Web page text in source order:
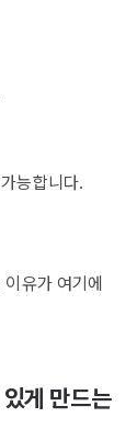
능합니다.
유가 여기에
게 만드는